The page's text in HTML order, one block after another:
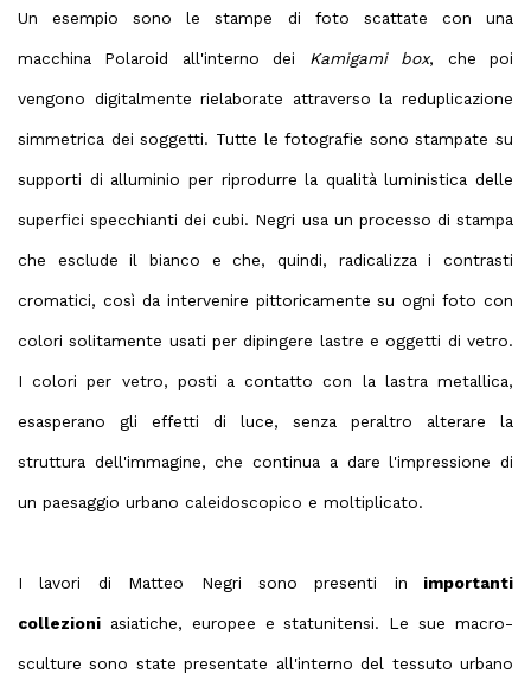
Un esempio sono le stampe di foto scattate con una
macchina Polaroid all'interno dei Kamigami box, che poi
vengono digitalmente rielaborate attraverso la reduplicazione
simmetrica dei soggetti. Tutte le fotografie sono stampate su
supporti di alluminio per riprodurre la qualità luministica delle
superfici specchianti dei cubi. Negri usa un processo di stampa
che esclude il bianco e che, quindi, radicalizza i contrasti
cromatici, così da intervenire pittoricamente su ogni foto con
colori solitamente usati per dipingere lastre e oggetti di vetro.
I colori per vetro, posti a contatto con la lastra metallica,
esasperano gli effetti di luce, senza peraltro alterare la
struttura dell'immagine, che continua a dare l'impressione di
un paesaggio urbano caleidoscopico e moltiplicato.
I lavori di Matteo Negri sono presenti in importanti
collezioni asiatiche, europee e statunitensi. Le sue macro-
sculture sono state presentate all'interno del tessuto urbano